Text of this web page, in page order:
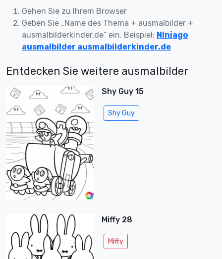
Gehen Sie zu Ihrem Browser
Geben Sie „Name des Thema + ausmalbilder +
ausmalbilderkinder.de“ ein. Beispiel: Ninjago
ausmalbilder ausmalbilderkinder.de
Entdecken Sie weitere ausmalbilder
Shy Guy 15
Shy Guy
Miffy 28
Miffy